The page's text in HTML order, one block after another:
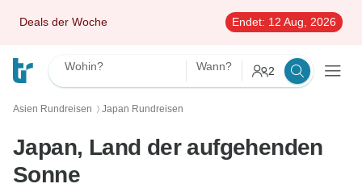
Deals der Woche Endet: 12 Aug, 2026
Wohin? Wann? 2
Asien Rundreisen 〉 Japan Rundreisen
Japan, Land der aufgehenden
Sonne